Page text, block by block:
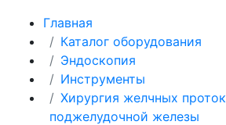
Главная
Каталог оборудования
Эндоскопия
Инструменты
Хирургия желчных
поджелудочной железы